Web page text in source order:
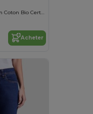
Polo Femme Ajusté en Coton Bio Certifié OCS
Acheter